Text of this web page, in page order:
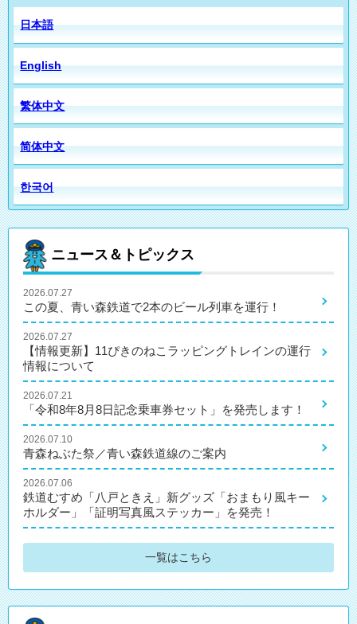
日本語
English
繁体中文
简体中文
한국어
ニュース＆トピックス
2026.07.27
この夏、青い森鉄道で2本のビール列車を運行！
2026.07.27
【情報更新】11ぴきのねこラッピングトレインの運行
情報について
2026.07.21
「令和8年8月8日記念乗車券セット」を発売します！
2026.07.10
青森ねぶた祭／青い森鉄道線のご案内
2026.07.06
鉄道むすめ「八戸ときえ」新グッズ「おまもり風キー
ホルダー」「証明写真風ステッカー」を発売！
一覧はこちら